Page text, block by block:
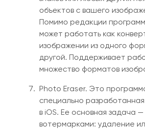
объектов с вашего
Помимо редакции
может работать как
изображении из одного
другой. Поддерживает
множество форматов
Photo Eraser. Это
специально
в iOS. Ее основная задача
вотермарками: удаление